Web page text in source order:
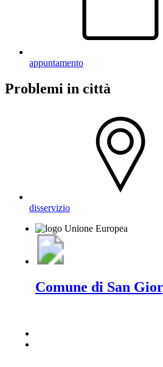
appuntamento
Problemi in città
disservizio
Comune di San